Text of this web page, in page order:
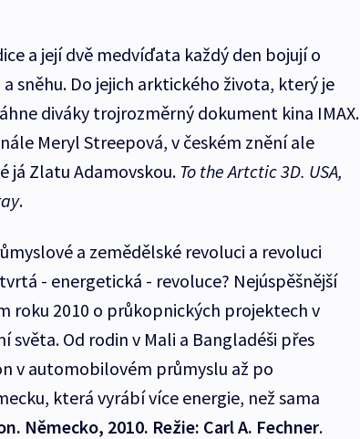
a její dvě medvíďata každý den bojují o
sněhu. Do jejich arktického života, který je
diváky trojrozměrný dokument kina IMAX.
Meryl Streepová, v českém znění ale
já Zlatu Adamovskou. To the Artctic 3D. USA,
.
a zemědělské revoluci a revoluci
- energetická - revoluce? Nejúspěšnější
roku 2010 o průkopnických projektech v
světa. Od rodin v Mali a Bangladéši přes
v automobilovém průmyslu až po
která vyrábí více energie, než sama
Německo, 2010. Režie: Carl A. Fechner.